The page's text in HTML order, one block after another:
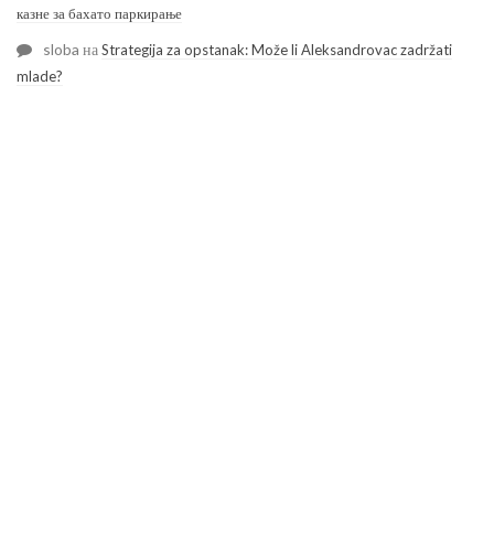
казне за бахато паркирање
sloba наStrategija za opstanak: Može li Aleksandrovac zadržati
mlade?